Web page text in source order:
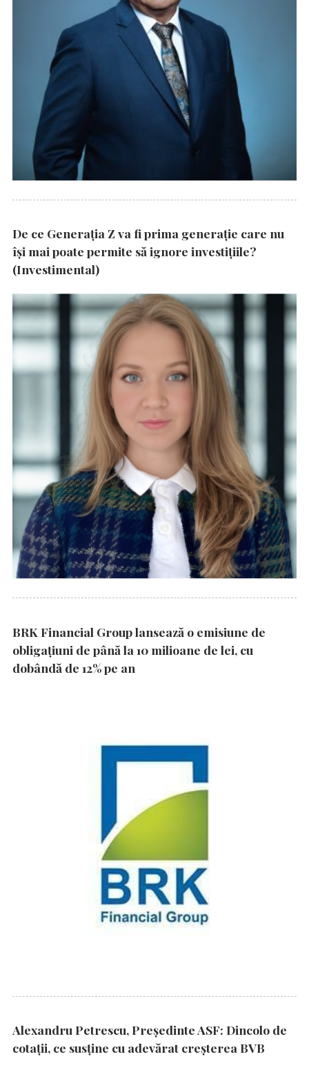
De ce Generația Z va fi prima generație care nu
își mai poate permite să ignore investițiile?
(Investimental)
BRK Financial Group lansează o emisiune de
obligațiuni de până la 10 milioane de lei, cu
dobândă de 12% pe an
Alexandru Petrescu, Președinte ASF: Dincolo de
cotații, ce susține cu adevărat creșterea BVB